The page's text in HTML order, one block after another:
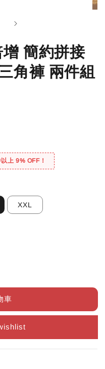
增 簡約拼接
角褲 兩件組
上 9% OFF！
XXL
車